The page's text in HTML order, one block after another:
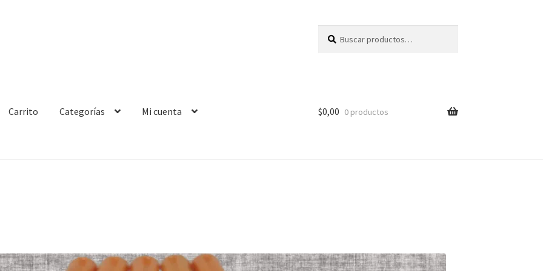
por:
Carrito Categorías Mi cuenta $0,00 0 productos